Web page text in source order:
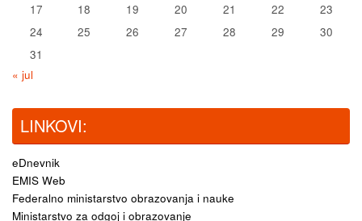
17
18 19 20 21 22
23
24
25 26 27 28 29
30
31
« jul
LINKOVI:
eDnevnik
EMIS Web
Federalno ministarstvo obrazovanja i nauke
Ministarstvo za odgoj i obrazovanje